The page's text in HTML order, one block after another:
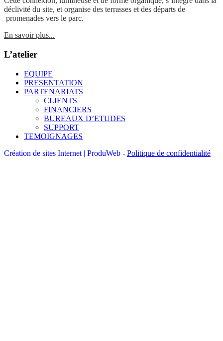
déclivité du site, et organise des terrasses et des départs de
promenades vers le parc.
En savoir plus...
L’atelier
EQUIPE
PRESENTATION
PARTENARIATS
CLIENTS
FINANCIERS
BUREAUX D’ETUDES
SUPPORT
TEMOIGNAGES
Création de sites Internet | ProduWeb - Politique de confidentialité